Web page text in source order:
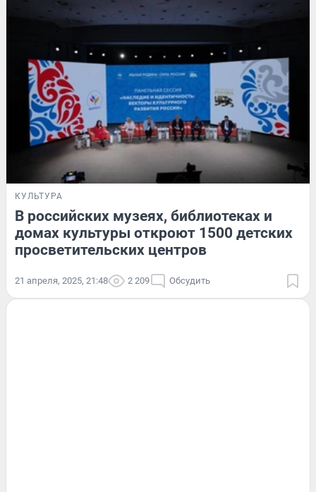
КУЛЬТУРА
В российских музеях, библиотеках и
домах культуры откроют 1500 детских
просветительских центров
21 апреля, 2025, 21:48 2 209 Обсудить